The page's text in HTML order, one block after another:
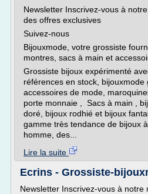
Newsletter Inscrivez-vous à
des offres exclusives
Suivez-nous
Bijouxmode, votre grossiste
montres, sacs à main et
Grossiste bijoux expérimenté
références en stock, bijouxmode
accessoires de mode,
porte monnaie , Sacs à main ,
doré, bijoux rodhié et bijoux
gamme très tendance de bijoux
homme, des...
Lire la suite
Ecrins - Grossiste-
Newsletter Inscrivez-vous à notre